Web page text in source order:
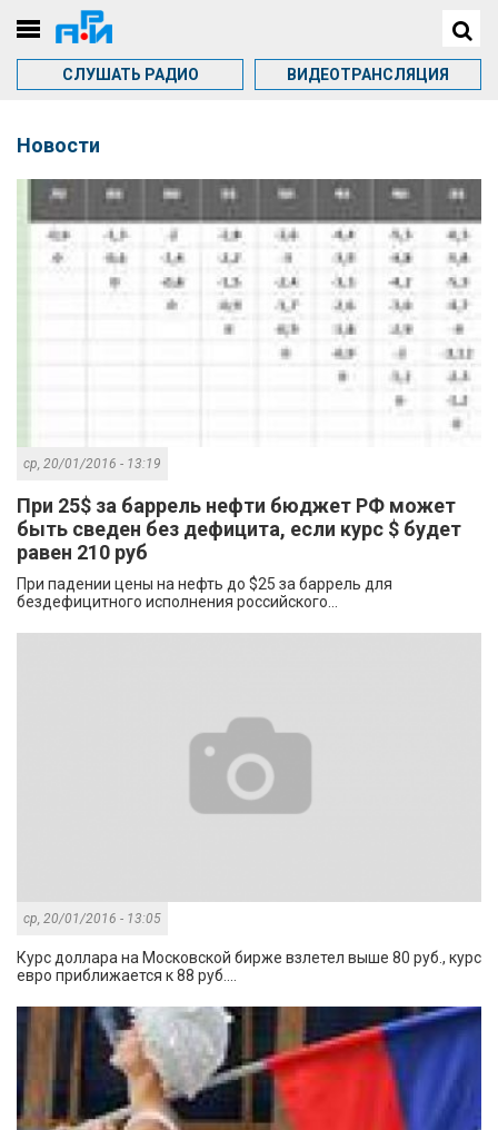
СЛУШАТЬ РАДИО ВИДЕОТРАНСЛЯЦИЯ
Новости
ср, 20/01/2016 - 13:19
При 25$ за баррель нефти бюджет РФ может
быть сведен без дефицита, если курс $ будет
равен 210 руб
При падении цены на нефть до $25 за баррель для
бездефицитного исполнения российского...
ср, 20/01/2016 - 13:05
Курс доллара на Московской бирже взлетел выше 80 руб., курс
евро приближается к 88 руб....